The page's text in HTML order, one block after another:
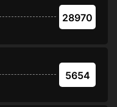
28970
5654